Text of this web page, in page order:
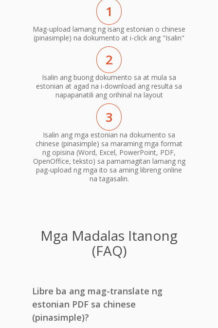
1
Mag-upload lamang ng isang estonian o chinese
(pinasimple) na dokumento at i-click ang "Isalin"
2
Isalin ang buong dokumento sa at mula sa
estonian at agad na i-download ang resulta sa
napapanatili ang orihinal na layout
3
Isalin ang mga estonian na dokumento sa
chinese (pinasimple) sa maraming mga format
ng opisina (Word, Excel, PowerPoint, PDF,
OpenOffice, teksto) sa pamamagitan lamang ng
pag-upload ng mga ito sa aming libreng online
na tagasalin.
Mga Madalas Itanong
(FAQ)
Libre ba ang mag-translate ng
estonian PDF sa chinese
(pinasimple)?